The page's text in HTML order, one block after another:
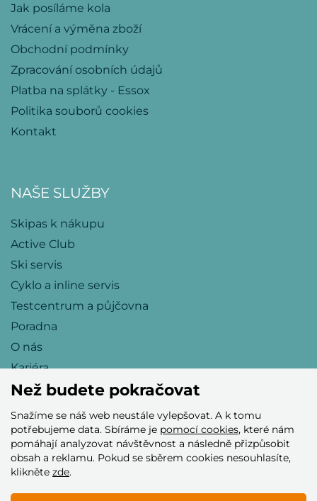
Jak posíláme kola
Vrácení a výměna zboží
Obchodní podmínky
Zpracování osobních údajů
Platba na splátky - Essox
Politika souborů cookies
Kontakt
NAŠE SLUŽBY
Skipas k nákupu
Active Club
Ski servis
Cyklo a inline servis
Testcentrum a půjčovna
Poradna
O nás
Kariéra
Přijímáme tyto platební karty
Než budete pokračovat
Snažíme se náš web neustále vylepšovat. A k tomu
potřebujeme data. Sbíráme je pomocí cookies, které nám
pomáhají analyzovat návštěvnost a následně přizpůsobit
obsah a reklamu. Pokud se sběrem cookies nesouhlasíte,
klikněte zde.